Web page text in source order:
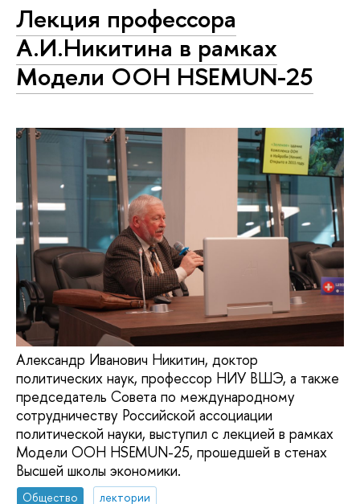
Лекция профессора
А.И.Никитина в рамках
Модели ООН HSEMUN-25
Александр Иванович Никитин, доктор
политических наук, профессор НИУ ВШЭ, а также
председатель Совета по международному
сотрудничеству Российской ассоциации
политической науки, выступил с лекцией в рамках
Модели ООН HSEMUN-25, прошедшей в стенах
Высшей школы экономики.
Общество лектории